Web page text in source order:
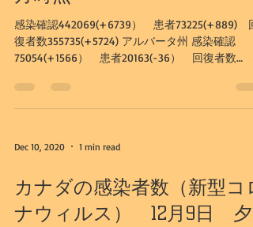
感染確認442069(+6739） 患者73225(+889) 回
復者数355735(+5724) アルバータ州 感染確認
75054(+1566） 患者20163(-36） 回復者数
Dec 10, 2020 1 min read
カナダの感染者数（新型コ
ナウィルス） 12月9日 夕